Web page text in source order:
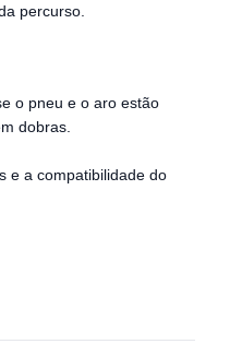
percurso.
o pneu e o aro estão
dobras.
e a compatibilidade do